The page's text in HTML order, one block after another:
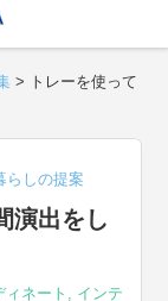
> トレーを使って
らしの提案
演出をし
ィネート , インテ